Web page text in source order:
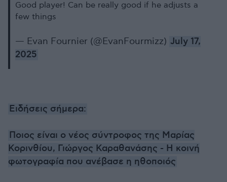
Good player! Can be really good if he adjusts a
few things
— Evan Fournier (@EvanFourmizz) July 17,
2025
Ειδήσεις σήμερα:
Ποιος είναι ο νέος σύντροφος της Μαρίας
Κορινθίου, Γιώργος Καραθανάσης - Η κοινή
φωτογραφία που ανέβασε η ηθοποιός